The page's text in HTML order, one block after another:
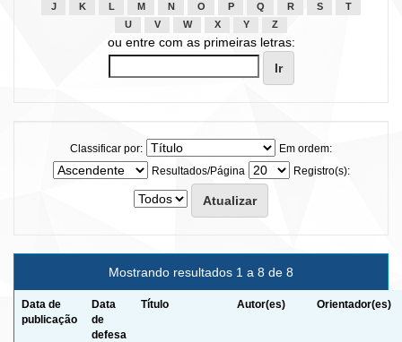
J
K L M N O P Q R S
T
U
V W X Y Z
ou entre com as primeiras letras:
Classificar por:
Em ordem:
Resultados/Página
Registro(s):
Mostrando resultados 1 a 8 de 8
Data de
publicação
Data
de
defesa
Título Autor(es) Orientador(es)